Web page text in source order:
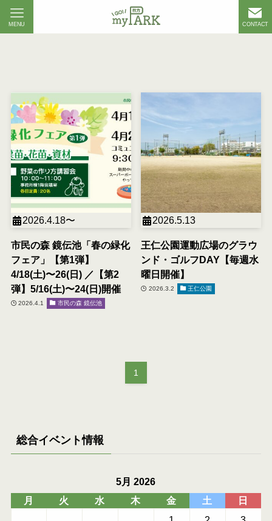
CONTACT
MENU
2026.4.18〜
市民の森 鏡伝池「春の緑化
フェア」【第1弾】
4/18(土)〜26(日) ／【第2
弾】5/16(土)〜24(日)開催
2026.4.1 市民の森 鏡伝池
2026.5.13
王仁公園運動広場のグラウ
ンド・ゴルフDAY【毎週水
曜日開催】
2026.3.2 王仁公園
1
総合イベント情報
5月 2026
月
火 水 木 金 土
日